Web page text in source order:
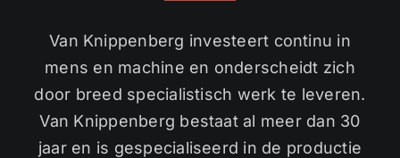
Van Knippenberg investeert continu in
mens en machine en onderscheidt zich
door breed specialistisch werk te leveren.
Van Knippenberg bestaat al meer dan 30
jaar en is gespecialiseerd in de productie